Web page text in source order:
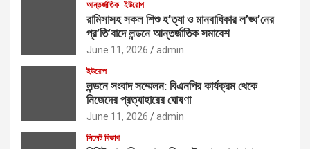
আন্তর্জাতিক ইউরোপ
রামিসাসহ সকল শিশু হ’ত্যা ও মানবাধিকার ল’ঙ্ঘ’নের
প্র’তি’বাদে লন্ডনে আন্তর্জাতিক সমাবেশ
June 11, 2026 admin
ইউরোপ
লন্ডনে সংবাদ সম্মেলন: বিএনপির কার্যক্রম থেকে
নিজেদের প্রত্যাহারের ঘোষণা
June 11, 2026 admin
সিলেট বিভাগ